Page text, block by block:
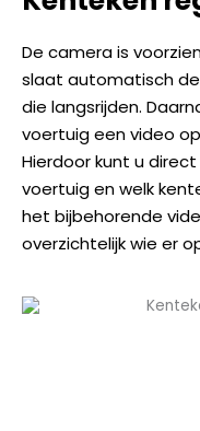
De camera is
slaat automatisch
die langsrijden.
voertuig een video
Hierdoor kunt u
voertuig en welk
het bijbehorende
overzichtelijk wie er